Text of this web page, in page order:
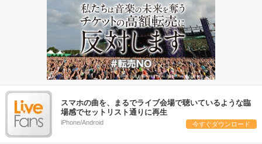
スマホの曲を、まるでライブ会場で聴いているような臨
場感でセットリスト通りに再生
iPhone/Android 今すぐダウンロード